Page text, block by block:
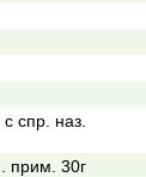
спр. наз.
прим. 30г